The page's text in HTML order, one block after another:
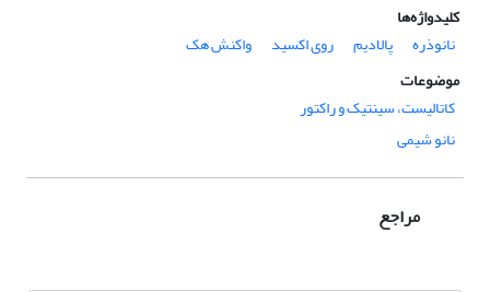
کلیدواژه‌ها
نانوذره
پالادیم روی اکسید
واکنش هک
موضوعات
کاتالیست، سینتیک و راکتور
نانو شیمی
مراجع